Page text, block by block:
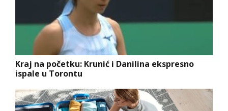
Kraj na početku: Krunić i Danilina ekspresno
ispale u Torontu